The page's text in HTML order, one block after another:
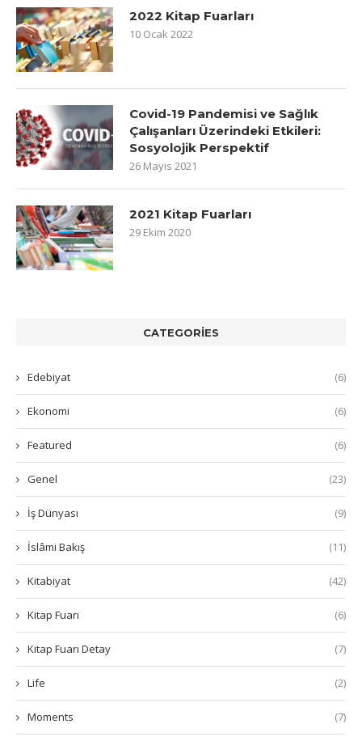
2022 Kitap Fuarları
10 Ocak 2022
Covid-19 Pandemisi ve Sağlık
Çalışanları Üzerindeki Etkileri:
Sosyolojik Perspektif
26 Mayıs 2021
2021 Kitap Fuarları
29 Ekim 2020
CATEGORIES
Edebiyat (6)
Ekonomi (6)
Featured (6)
Genel (23)
İş Dünyası (9)
İslâmi Bakış (11)
Kitabiyat (42)
Kitap Fuarı (6)
Kitap Fuarı Detay (7)
Life (2)
Moments (7)